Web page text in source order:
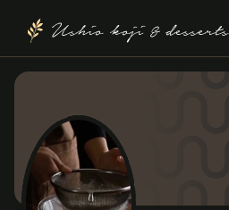
Ushio koji & desserts